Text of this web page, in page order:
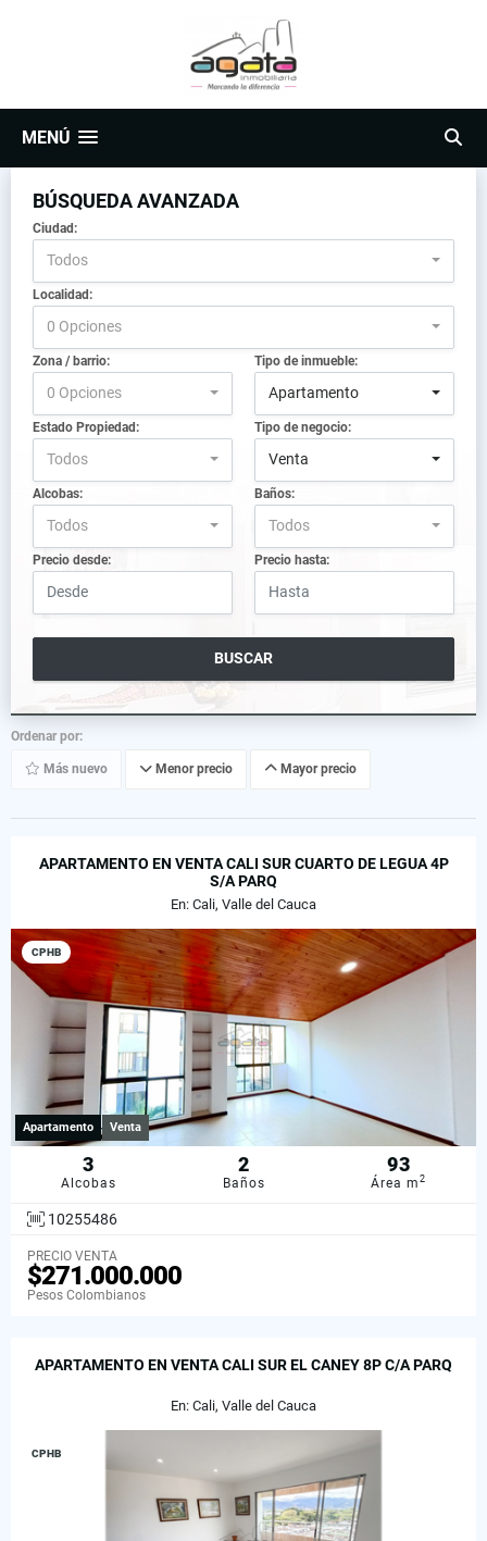
MENÚ
BÚSQUEDA AVANZADA
Ciudad:
Todos
Localidad:
0 Opciones
Zona / barrio:
0 Opciones
Tipo de inmueble:
Apartamento
Estado Propiedad:
Todos
Tipo de negocio:
Venta
Alcobas:
Todos
Baños:
Todos
Precio desde: Precio hasta:
BUSCAR
Ordenar por:
Más nuevo Menor precio Mayor precio
APARTAMENTO EN VENTA CALI SUR CUARTO DE LEGUA 4P
S/A PARQ
En: Cali, Valle del Cauca
CPHB
Apartamento Venta
3
Alcobas
2
Baños
93
Área m2
10255486
PRECIO VENTA
$271.000.000
Pesos Colombianos
APARTAMENTO EN VENTA CALI SUR EL CANEY 8P C/A PARQ
En: Cali, Valle del Cauca
CPHB